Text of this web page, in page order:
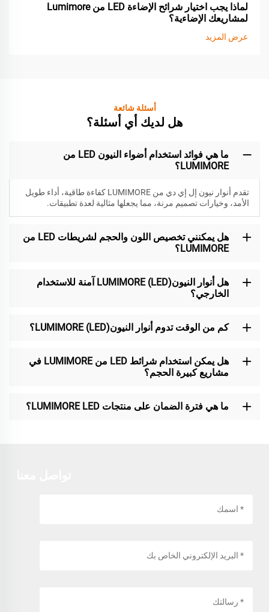
لماذا يجب اختيار شرائح الإضاءة LED من Lumimore
لمشاريعك الإضاءية؟
عرض المزيد
أسئلة شائعة
هل لديك أي أسئلة؟
ما هي فوائد استخدام أضواء النيون LED من
LUMIMORE؟
تقدم أنوار نيون إل إي دي من LUMIMORE كفاءة طاقية، أداء طويل
الأمد، وخيارات تصميم مرنة، مما يجعلها مثالية لعدة تطبيقات.
هل يمكنني تخصيص اللون والحجم لشريطات LED من
LUMIMORE؟
هل أنوار النيون(LED) LUMIMORE آمنة للاستخدام
الخارجي؟
كم من الوقت تدوم أنوار النيون(LED) LUMIMORE؟
هل يمكن استخدام شرائط LED من LUMIMORE في
مشاريع كبيرة الحجم؟
ما هي فترة الضمان على منتجات LUMIMORE LED؟